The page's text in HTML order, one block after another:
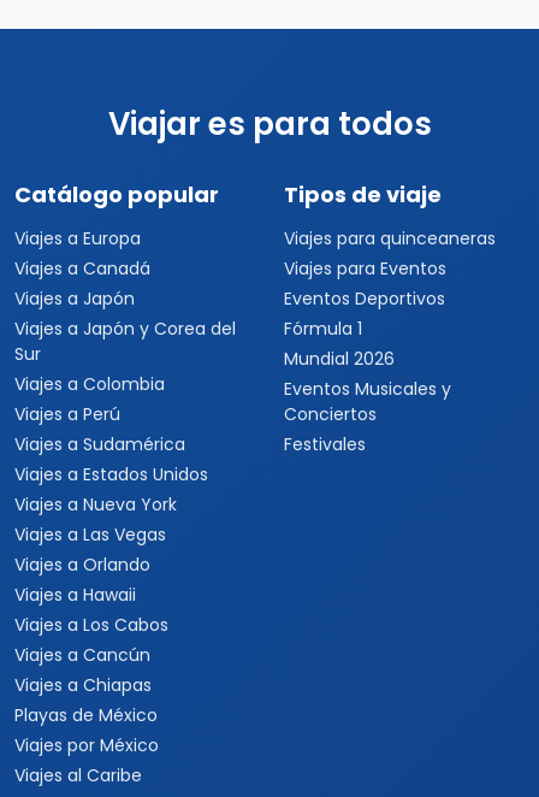
Viajar es para todos
Catálogo popular
Viajes a Europa
Viajes a Canadá
Viajes a Japón
Viajes a Japón y Corea del
Sur
Viajes a Colombia
Viajes a Perú
Viajes a Sudamérica
Viajes a Estados Unidos
Viajes a Nueva York
Viajes a Las Vegas
Viajes a Orlando
Viajes a Hawaii
Viajes a Los Cabos
Viajes a Cancún
Viajes a Chiapas
Playas de México
Viajes por México
Viajes al Caribe
Tipos de viaje
Viajes para quinceaneras
Viajes para Eventos
Eventos Deportivos
Fórmula 1
Mundial 2026
Eventos Musicales y
Conciertos
Festivales